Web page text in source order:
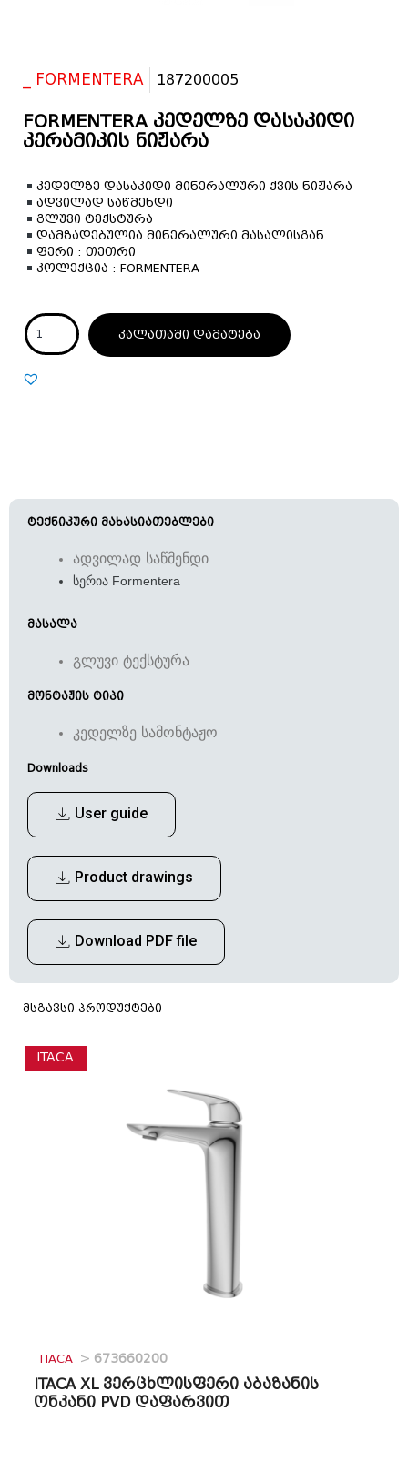
_ FORMENTERA 187200005
FORMENTERA კედელზე დასაკიდი
კერამიკის ნიჟარა
კედელზე დასაკიდი მინერალური ქვის ნიჟარა
ადვილად საწმენდი
გლუვი ტექსტურა
დამზადებულია მინერალური მასალისგან.
ფერი : თეთრი
კოლექცია : FORMENTERA
კალათაში დამატება
ტექნიკური მახასიათებლები
ადვილად საწმენდი
სერია Formentera
მასალა
გლუვი ტექსტურა
მონტაჟის ტიპი
კედელზე სამონტაჟო
Downloads
User guide
Product drawings
Download PDF file
მსგავსი პროდუქტები
ITACA
_ITACA > 673660200
ITACA XL ვერცხლისფერი აბაზანის
ონკანი PVD დაფარვით